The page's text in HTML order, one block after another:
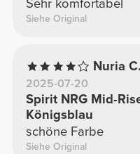
Sehr komfortabel
Siehe Original
Nuria C.
2025-07-20
Spirit NRG Mid-
Königsblau
schöne Farbe
Siehe Original